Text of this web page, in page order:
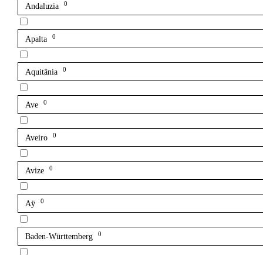
Andaluzia 0
Apalta 0
Aquitânia 0
Ave 0
Aveiro 0
Avize 0
Aÿ 0
Baden-Württemberg 0